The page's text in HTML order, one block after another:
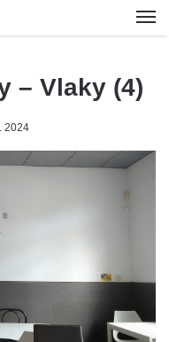
– Vlaky (4)
2024